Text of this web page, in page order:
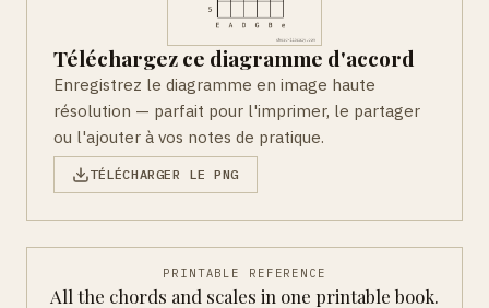
Téléchargez ce diagramme d'accord
Enregistrez le diagramme en image haute
résolution — parfait pour l'imprimer, le partager
ou l'ajouter à vos notes de pratique.
TÉLÉCHARGER LE PNG
PRINTABLE REFERENCE
All the chords and scales in one printable book.